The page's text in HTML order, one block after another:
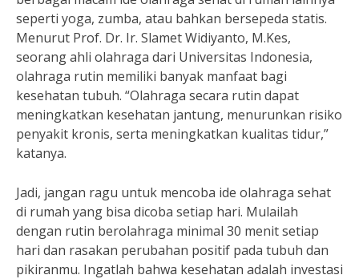
seperti yoga, zumba, atau bahkan bersepeda statis.
Menurut Prof. Dr. Ir. Slamet Widiyanto, M.Kes,
seorang ahli olahraga dari Universitas Indonesia,
olahraga rutin memiliki banyak manfaat bagi
kesehatan tubuh. “Olahraga secara rutin dapat
meningkatkan kesehatan jantung, menurunkan risiko
penyakit kronis, serta meningkatkan kualitas tidur,”
katanya.
Jadi, jangan ragu untuk mencoba ide olahraga sehat
di rumah yang bisa dicoba setiap hari. Mulailah
dengan rutin berolahraga minimal 30 menit setiap
hari dan rasakan perubahan positif pada tubuh dan
pikiranmu. Ingatlah bahwa kesehatan adalah investasi